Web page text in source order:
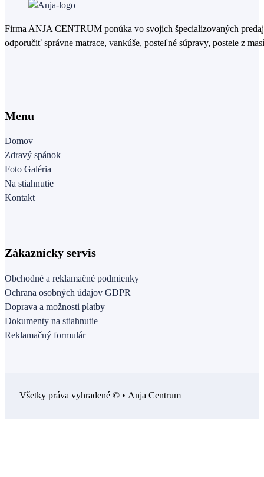
Firma ANJA CENTRUM ponúka vo svojich špecializovaných
odporučiť správne matrace, vankúše, posteľné súpravy, postele z
Menu
Domov
Zdravý spánok
Foto Galéria
Na stiahnutie
Kontakt
Zákaznícky servis
Obchodné a reklamačné podmienky
Ochrana osobných údajov GDPR
Doprava a možnosti platby
Dokumenty na stiahnutie
Reklamačný formulár
Všetky práva vyhradené © • Anja Centrum